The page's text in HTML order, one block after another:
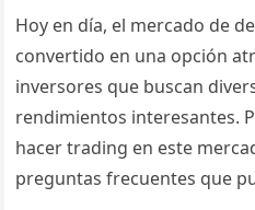
Hoy en día, el mercado de
convertido en una opción
inversores que buscan
rendimientos interesantes.
hacer trading en este
preguntas frecuentes que